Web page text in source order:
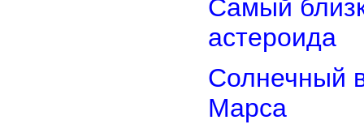
Самый
астероида
Солнечный
Марса